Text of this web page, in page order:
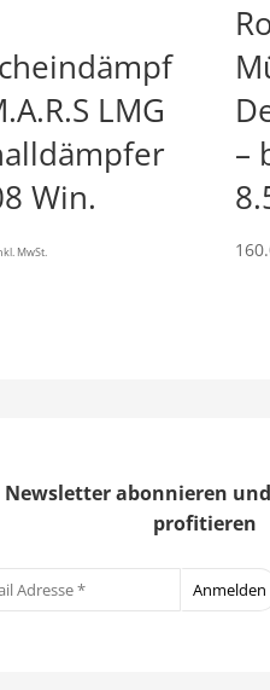
LMG
Win.
MwSt.
–
Newsletter abonnieren
profitieren